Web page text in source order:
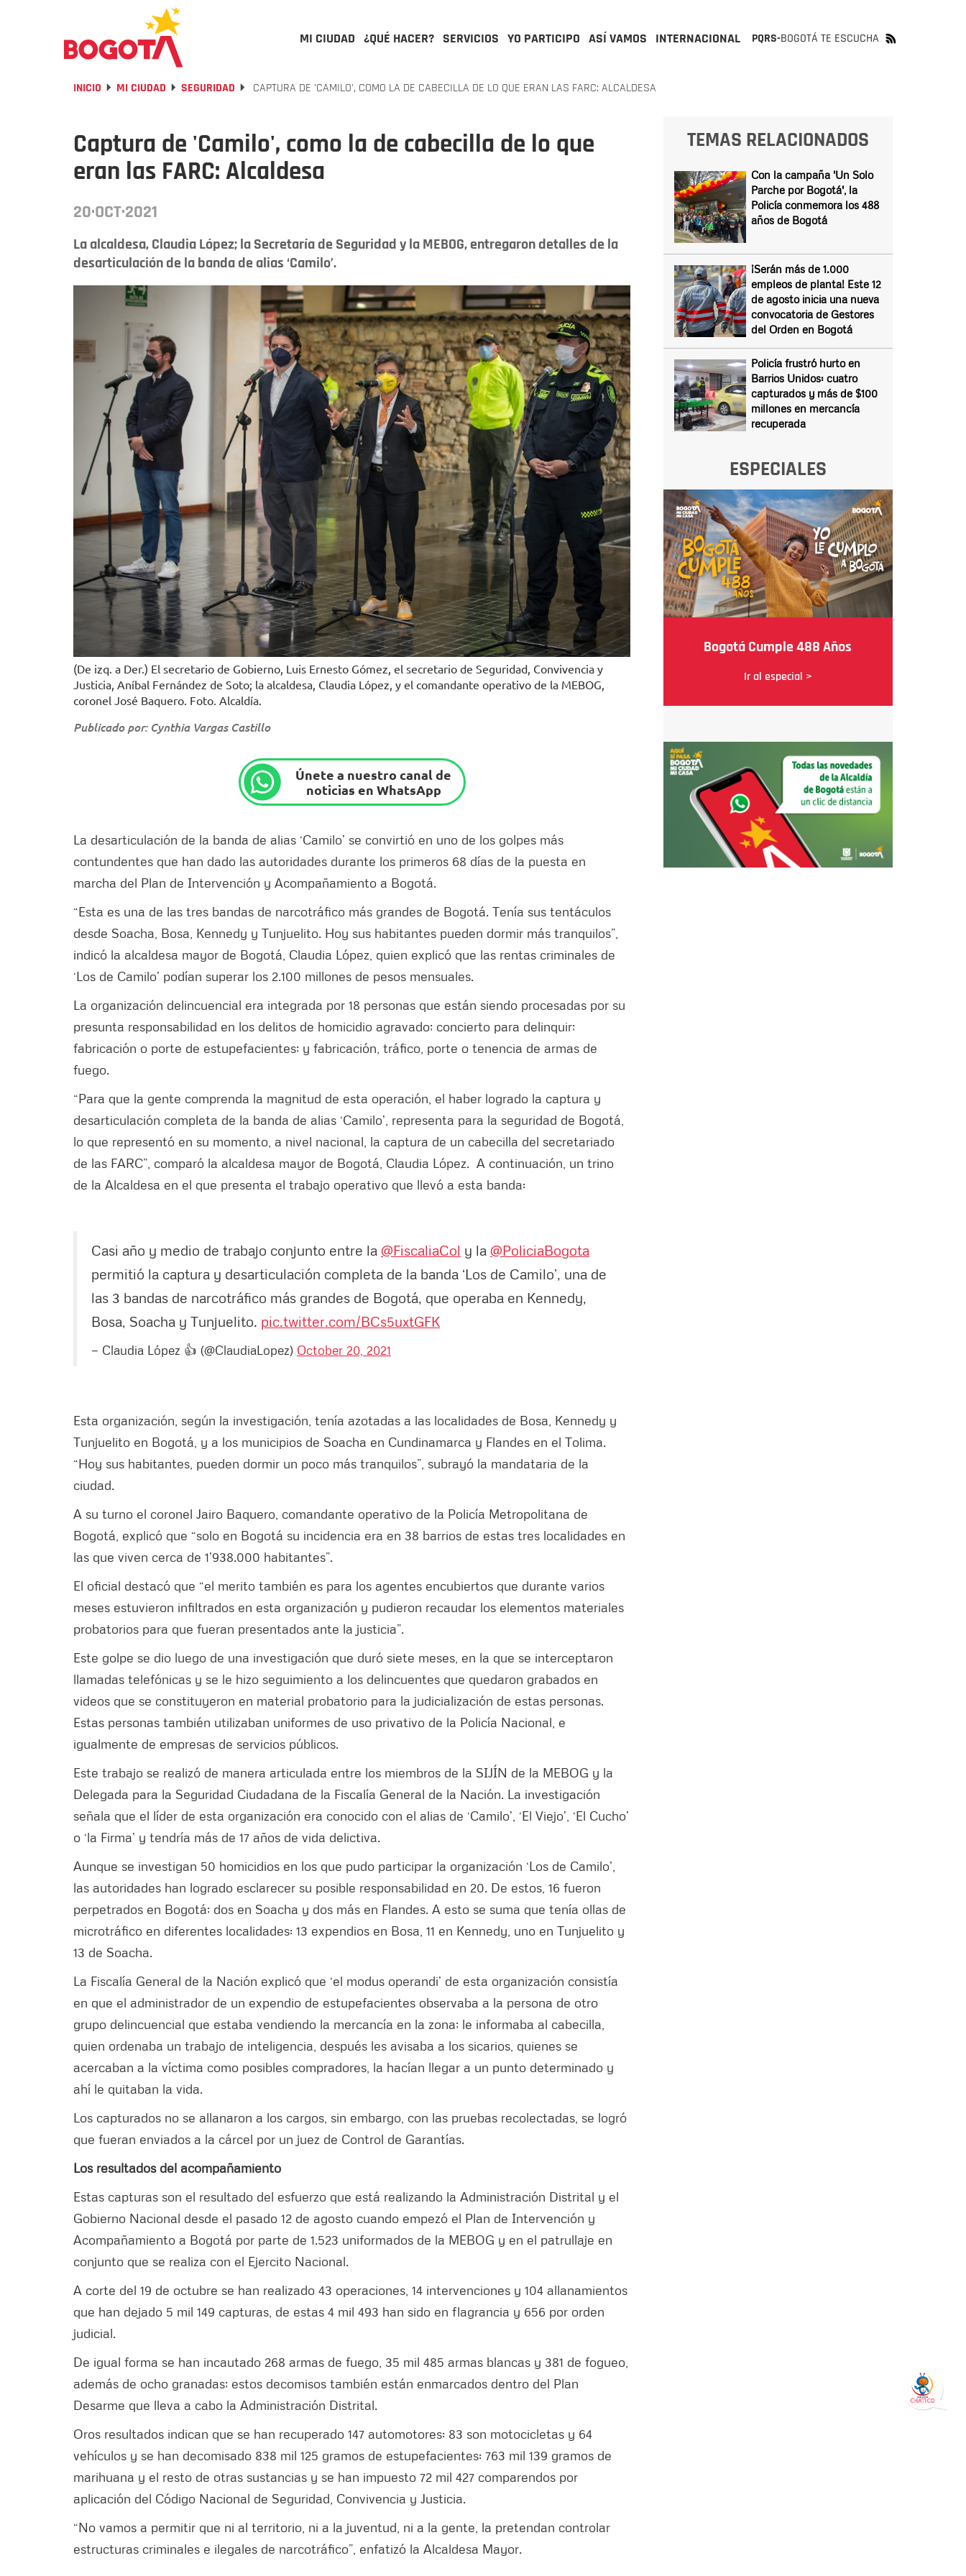
MI CIUDAD ¿QUÉ HACER? SERVICIOS YO PARTICIPO ASÍ VAMOS INTERNACIONAL PQRS-BOGOTÁ TE ESCUCHA
INICIO MI CIUDAD SEGURIDAD CAPTURA DE 'CAMILO', COMO LA DE CABECILLA DE LO QUE ERAN LAS FARC: ALCALDESA
Captura de 'Camilo', como la de cabecilla de lo que
eran las FARC: Alcaldesa
20·OCT·2021
La alcaldesa, Claudia López; la Secretaría de Seguridad y la MEBOG, entregaron detalles de la
desarticulación de la banda de alias ‘Camilo’.
(De izq. a Der.) El secretario de Gobierno, Luis Ernesto Gómez, el secretario de Seguridad, Convivencia y
Justicia, Aníbal Fernández de Soto; la alcaldesa, Claudia López, y el comandante operativo de la MEBOG,
coronel José Baquero. Foto. Alcaldía.
Publicado por: Cynthia Vargas Castillo
Únete a nuestro canal de
noticias en WhatsApp
La desarticulación de la banda de alias ‘Camilo’ se convirtió en uno de los golpes más
contundentes que han dado las autoridades durante los primeros 68 días de la puesta en
marcha del Plan de Intervención y Acompañamiento a Bogotá.
“Esta es una de las tres bandas de narcotráfico más grandes de Bogotá. Tenía sus tentáculos
desde Soacha, Bosa, Kennedy y Tunjuelito. Hoy sus habitantes pueden dormir más tranquilos”,
indicó la alcaldesa mayor de Bogotá, Claudia López, quien explicó que las rentas criminales de
‘Los de Camilo’ podían superar los 2.100 millones de pesos mensuales.
La organización delincuencial era integrada por 18 personas que están siendo procesadas por su
presunta responsabilidad en los delitos de homicidio agravado; concierto para delinquir;
fabricación o porte de estupefacientes; y fabricación, tráfico, porte o tenencia de armas de
fuego.
“Para que la gente comprenda la magnitud de esta operación, el haber logrado la captura y
desarticulación completa de la banda de alias ‘Camilo’, representa para la seguridad de Bogotá,
lo que representó en su momento, a nivel nacional, la captura de un cabecilla del secretariado
de las FARC”, comparó la alcaldesa mayor de Bogotá, Claudia López. A continuación, un trino
de la Alcaldesa en el que presenta el trabajo operativo que llevó a esta banda:
Casi año y medio de trabajo conjunto entre la @FiscaliaCol y la @PoliciaBogota
permitió la captura y desarticulación completa de la banda ‘Los de Camilo’, una de
las 3 bandas de narcotráfico más grandes de Bogotá, que operaba en Kennedy,
Bosa, Soacha y Tunjuelito. pic.twitter.com/BCs5uxtGFK
— Claudia López 👍 (@ClaudiaLopez) October 20, 2021
Esta organización, según la investigación, tenía azotadas a las localidades de Bosa, Kennedy y
Tunjuelito en Bogotá, y a los municipios de Soacha en Cundinamarca y Flandes en el Tolima.
“Hoy sus habitantes, pueden dormir un poco más tranquilos”, subrayó la mandataria de la
ciudad.
A su turno el coronel Jairo Baquero, comandante operativo de la Policía Metropolitana de
Bogotá, explicó que “solo en Bogotá su incidencia era en 38 barrios de estas tres localidades en
las que viven cerca de 1’938.000 habitantes”.
El oficial destacó que “el merito también es para los agentes encubiertos que durante varios
meses estuvieron infiltrados en esta organización y pudieron recaudar los elementos materiales
probatorios para que fueran presentados ante la justicia”.
Este golpe se dio luego de una investigación que duró siete meses, en la que se interceptaron
llamadas telefónicas y se le hizo seguimiento a los delincuentes que quedaron grabados en
videos que se constituyeron en material probatorio para la judicialización de estas personas.
Estas personas también utilizaban uniformes de uso privativo de la Policía Nacional, e
igualmente de empresas de servicios públicos.
Este trabajo se realizó de manera articulada entre los miembros de la SIJÍN de la MEBOG y la
Delegada para la Seguridad Ciudadana de la Fiscalía General de la Nación. La investigación
señala que el líder de esta organización era conocido con el alias de ‘Camilo’, ‘El Viejo’, ‘El Cucho’
o ‘la Firma’ y tendría más de 17 años de vida delictiva.
Aunque se investigan 50 homicidios en los que pudo participar la organización ‘Los de Camilo’,
las autoridades han logrado esclarecer su posible responsabilidad en 20. De estos, 16 fueron
perpetrados en Bogotá; dos en Soacha y dos más en Flandes. A esto se suma que tenía ollas de
microtráfico en diferentes localidades: 13 expendios en Bosa, 11 en Kennedy, uno en Tunjuelito y
13 de Soacha.
La Fiscalía General de la Nación explicó que ‘el modus operandi’ de esta organización consistía
en que el administrador de un expendio de estupefacientes observaba a la persona de otro
grupo delincuencial que estaba vendiendo la mercancía en la zona; le informaba al cabecilla,
quien ordenaba un trabajo de inteligencia, después les avisaba a los sicarios, quienes se
acercaban a la víctima como posibles compradores, la hacían llegar a un punto determinado y
ahí le quitaban la vida.
Los capturados no se allanaron a los cargos, sin embargo, con las pruebas recolectadas, se logró
que fueran enviados a la cárcel por un juez de Control de Garantías.
Los resultados del acompañamiento
Estas capturas son el resultado del esfuerzo que está realizando la Administración Distrital y el
Gobierno Nacional desde el pasado 12 de agosto cuando empezó el Plan de Intervención y
Acompañamiento a Bogotá por parte de 1.523 uniformados de la MEBOG y en el patrullaje en
conjunto que se realiza con el Ejercito Nacional.
A corte del 19 de octubre se han realizado 43 operaciones, 14 intervenciones y 104 allanamientos
que han dejado 5 mil 149 capturas, de estas 4 mil 493 han sido en flagrancia y 656 por orden
judicial.
De igual forma se han incautado 268 armas de fuego, 35 mil 485 armas blancas y 381 de fogueo,
además de ocho granadas; estos decomisos también están enmarcados dentro del Plan
Desarme que lleva a cabo la Administración Distrital.
Oros resultados indican que se han recuperado 147 automotores: 83 son motocicletas y 64
vehículos y se han decomisado 838 mil 125 gramos de estupefacientes: 763 mil 139 gramos de
marihuana y el resto de otras sustancias y se han impuesto 72 mil 427 comparendos por
aplicación del Código Nacional de Seguridad, Convivencia y Justicia.
“No vamos a permitir que ni al territorio, ni a la juventud, ni a la gente, la pretendan controlar
estructuras criminales e ilegales de narcotráfico”, enfatizó la Alcaldesa Mayor.
TEMAS RELACIONADOS
Con la campaña 'Un Solo
Parche por Bogotá', la
Policía conmemora los 488
años de Bogotá
¡Serán más de 1.000
empleos de planta! Este 12
de agosto inicia una nueva
convocatoria de Gestores
del Orden en Bogotá
Policía frustró hurto en
Barrios Unidos: cuatro
capturados y más de $100
millones en mercancía
recuperada
ESPECIALES
Bogotá Cumple 488 Años
Ir al especial >